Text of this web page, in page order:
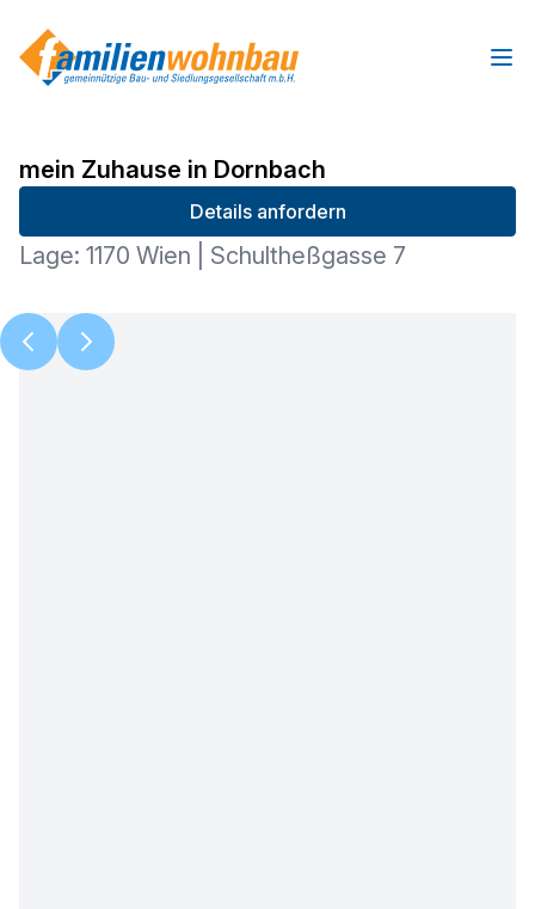
mein Zuhause in Dornbach
Details anfordern
Lage: 1170 Wien | Schultheßgasse 7